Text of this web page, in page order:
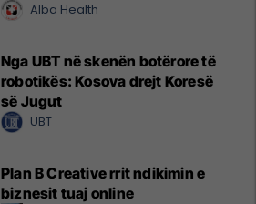
Alba Health
Nga UBT në skenën botërore të
robotikës: Kosova drejt Koresë
së Jugut
UBT
Plan B Creative rrit ndikimin e
biznesit tuaj online